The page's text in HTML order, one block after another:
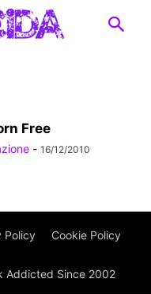
Free
- 16/12/2010
Policy Cookie Policy
Addicted Since 2002